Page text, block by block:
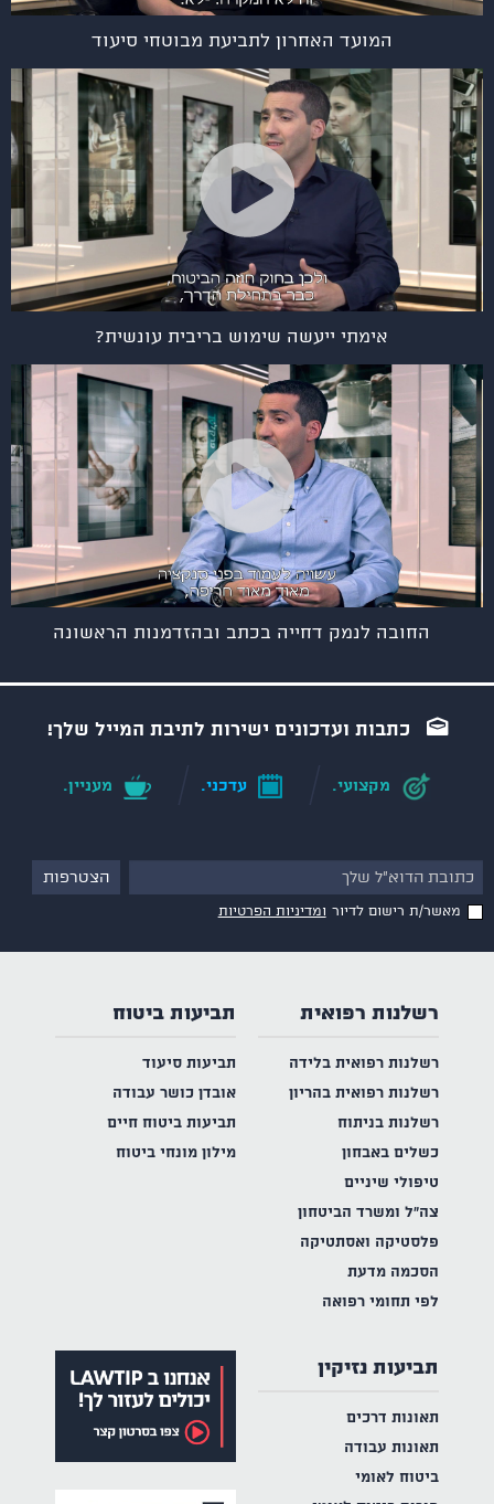
המועד האחרון לתביעת מבוטחי סיעוד
אימתי ייעשה שימוש בריבית עונשית?
החובה לנמק דחייה בכתב ובהזדמנות הראשונה
כתבות ועדכונים ישירות לתיבת המייל שלך!
מקצועי. עדכני. מעניין.
מאשר/ת רישום לדיור ומדיניות הפרטיות
רשלנות רפואית
רשלנות רפואית בלידה
רשלנות רפואית בהריון
רשלנות בניתוח
כשלים באבחון
טיפולי שיניים
צה"ל ומשרד הביטחון
פלסטיקה ואסתטיקה
הסכמה מדעת
לפי תחומי רפואה
תביעות ביטוח
תביעות סיעוד
אובדן כושר עבודה
תביעות ביטוח חיים
מילון מונחי ביטוח
תביעות נזיקין
תאונות דרכים
תאונות עבודה
ביטוח לאומי